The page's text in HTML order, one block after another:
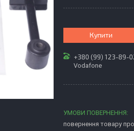
Купити
+380 (99) 123-89-
Vodafone
повернення товару